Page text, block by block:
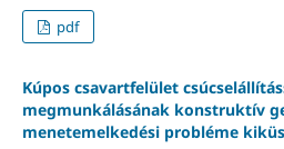
pdf
Kúpos csavartfelület
megmunkálásának konstruktív
menetemelkedési probléme